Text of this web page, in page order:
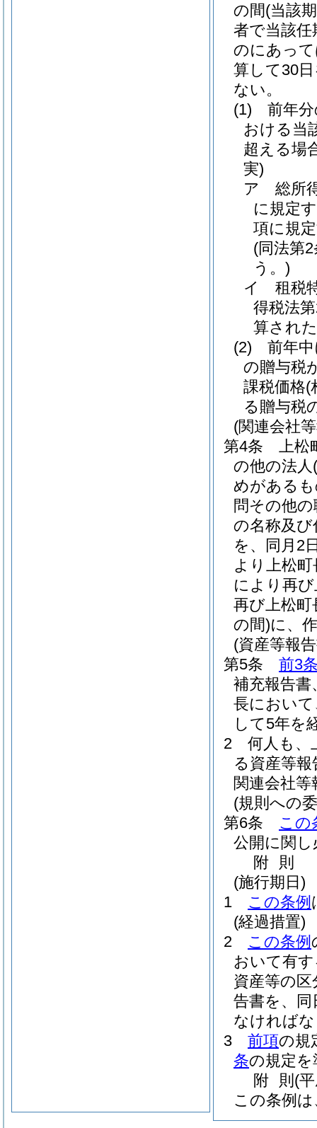
の間(当該
者で当該
のにあっ
算して30
ない。
(1)
前年
おける当
超える場
実)
ア
総所
に規定
項に規
(同法第
う。)
イ
租税
得税法
算され
(2)
前年
の贈与税
課税価格(
る贈与税
(関連会社
第4条
上松
の他の法人
めがある
問その他
の名称及
を、同月2
より上松
により再
再び上松
の間)に、
(資産等報
第5条
前3
補充報告書
長におい
して5年を
2
何人も、
る資産等
関連会社
(規則への
第6条
この
公開に関
附 則
(施行期日)
1
この条例
(経過措置)
2
この条例
おいて有
資産等の
告書を、
なければ
3
前項の規
条の規定
附 則 (
この条例